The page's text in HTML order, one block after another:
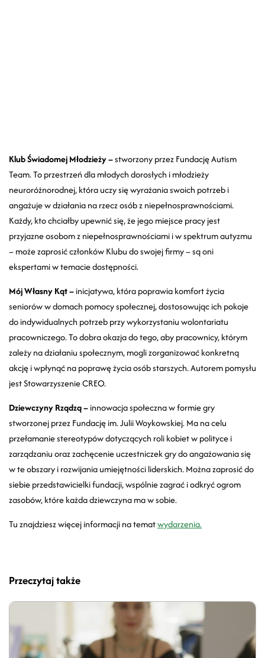
Klub Świadomej Młodzieży –stworzony przez Fundację Autism
Team. To przestrzeń dla młodych dorosłych i młodzieży
neuroróżnorodnej, która uczy się wyrażania swoich potrzeb i
angażuje w działania na rzecz osób z niepełnosprawnościami.
Każdy, kto chciałby upewnić się, że jego miejsce pracy jest
przyjazne osobom z niepełnosprawnościami i w spektrum autyzmu
– może zaprosić członków Klubu do swojej firmy – są oni
ekspertami w temacie dostępności.
Mój Własny Kąt –inicjatywa, która poprawia komfort życia
seniorów w domach pomocy społecznej, dostosowując ich pokoje
do indywidualnych potrzeb przy wykorzystaniu wolontariatu
pracowniczego. To dobra okazja do tego, aby pracownicy, którym
zależy na działaniu społecznym, mogli zorganizować konkretną
akcję i wpłynąć na poprawę życia osób starszych. Autorem pomysłu
jest Stowarzyszenie CREO.
Dziewczyny Rządzą –innowacja społeczna w formie gry
stworzonej przez Fundację im. Julii Woykowskiej. Ma na celu
przełamanie stereotypów dotyczących roli kobiet w polityce i
zarządzaniu oraz zachęcenie uczestniczek gry do angażowania się
w te obszary i rozwijania umiejętności liderskich. Można zaprosić do
siebie przedstawicielki fundacji, wspólnie zagrać i odkryć ogrom
zasobów, które każda dziewczyna ma w sobie.
Tu znajdziesz więcej informacji na tematwydarzenia.
Przeczytaj także